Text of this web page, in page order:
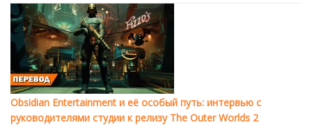
Obsidian Entertainment и её особый путь: интервью с
руководителями студии к релизу The Outer Worlds 2